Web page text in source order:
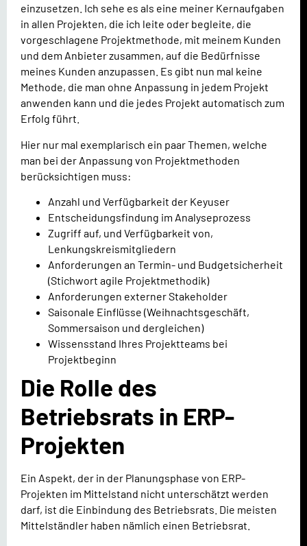
einzusetzen. Ich sehe es als eine meiner Kernaufgaben
in allen Projekten, die ich leite oder begleite, die
vorgeschlagene Projektmethode, mit meinem Kunden
und dem Anbieter zusammen, auf die Bedürfnisse
meines Kunden anzupassen. Es gibt nun mal keine
Methode, die man ohne Anpassung in jedem Projekt
anwenden kann und die jedes Projekt automatisch zum
Erfolg führt.
Hier nur mal exemplarisch ein paar Themen, welche
man bei der Anpassung von Projektmethoden
berücksichtigen muss:
Anzahl und Verfügbarkeit der Keyuser
Entscheidungsfindung im Analyseprozess
Zugriff auf, und Verfügbarkeit von,
Lenkungskreismitgliedern
Anforderungen an Termin- und Budgetsicherheit
(Stichwort agile Projektmethodik)
Anforderungen externer Stakeholder
Saisonale Einflüsse (Weihnachtsgeschäft,
Sommersaison und dergleichen)
Wissensstand Ihres Projektteams bei
Projektbeginn
Die Rolle des
Betriebsrats in ERP-
Projekten
Ein Aspekt, der in der Planungsphase von ERP-
Projekten im Mittelstand nicht unterschätzt werden
darf, ist die Einbindung des Betriebsrats. Die meisten
Mittelständler haben nämlich einen Betriebsrat.